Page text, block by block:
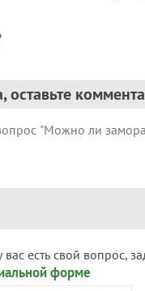
оставьте
вас есть свой вопрос,
форме